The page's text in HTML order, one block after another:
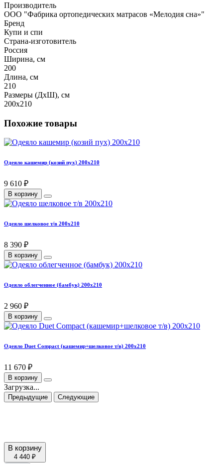
Производитель
ООО "Фабрика ортопедических матрасов «Мелодия сна»"
Бренд
Купи и спи
Страна-изготовитель
Россия
Ширина, см
200
Длина, см
210
Размеры (ДхШ), см
200х210
Похожие товары
Одеяло кашемир (козий пух) 200х210
9 610 ₽
В корзину
Одеяло шелковое т/в 200х210
8 390 ₽
В корзину
Одеяло облегченное (бамбук) 200х210
2 960 ₽
В корзину
Одеяло Duet Compact (кашемир+шелковое т/в) 200х210
11 670 ₽
В корзину
Загрузка...
Предыдущие Следующие
В корзину
4 440 ₽